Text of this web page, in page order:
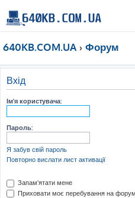
640KB.COM.UA Форум
Вхід
Ім'я користувача:
Пароль:
Я забув свій пароль
Повторно вислати лист активації
Запам'ятати мене
Приховати моє перебування на